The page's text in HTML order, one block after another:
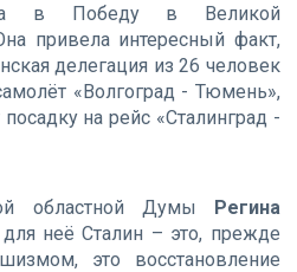
в Победу в Великой
привела интересный факт,
делегация из 26 человек
«Волгоград - Тюмень»,
на рейс «Сталинград -
областной Думы Регина
для неё Сталин – это, прежде
это восстановление